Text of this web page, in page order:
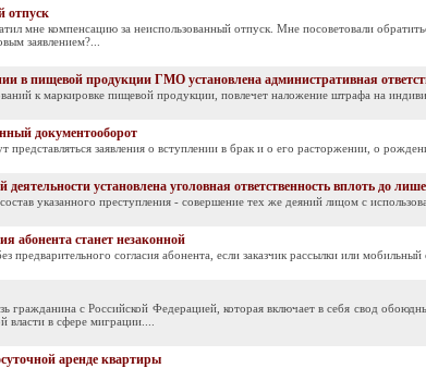
отпуск
мне компенсацию за неиспользованный отпуск. Мне посоветовали
заявлением?...
в пищевой продукции ГМО установлена административная
к маркировке пищевой продукции, повлечет наложение штрафа на
документооборот
заявления о вступлении в брак и о его расторжении, о
деятельности установлена уголовная ответственность вплоть до
указанного преступления - совершение тех же деяний лицом с
абонента станет незаконной
предварительного согласия абонента, если заказчик рассылки или
гражданина с Российской Федерацией, которая включает в себя свод
власти в сфере миграции....
аренде квартиры